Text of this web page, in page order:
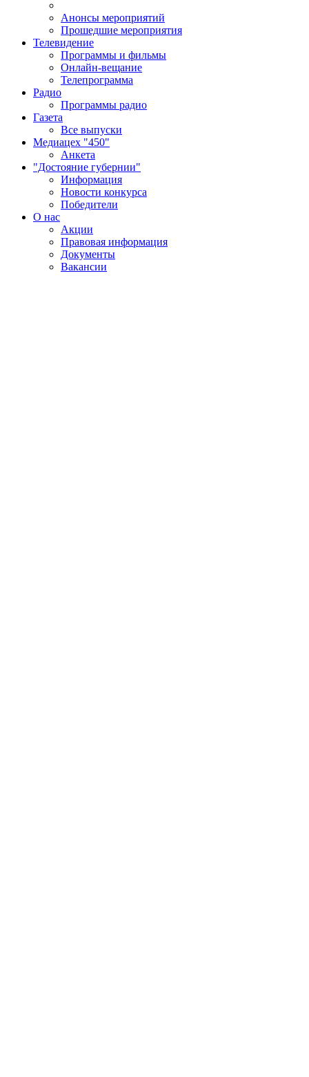
Анонсы мероприятий
Прошедшие мероприятия
Телевидение
Программы и фильмы
Онлайн-вещание
Телепрограмма
Радио
Программы радио
Газета
Все выпуски
Медиацех "450"
Анкета
"Достояние губернии"
Информация
Новости конкурса
Победители
О нас
Акции
Правовая информация
Документы
Вакансии